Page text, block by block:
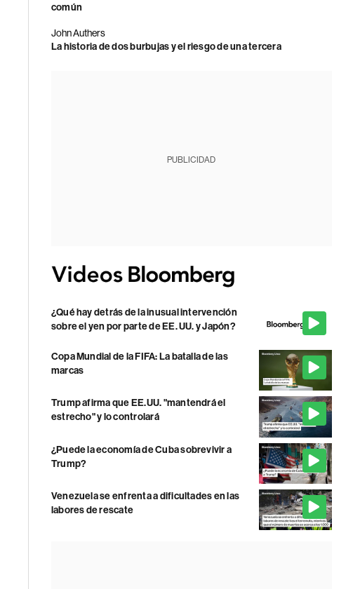
común
John Authers
La historia de dos burbujas y el riesgo de una tercera
PUBLICIDAD
¿Qué hay detrás de la inusual intervención
sobre el yen por parte de EE. UU. y Japón?
Copa Mundial de la FIFA: La batalla de las
marcas
Trump afirma que EE.UU. "mantendrá el
estrecho" y lo controlará
¿Puede la economía de Cuba sobrevivir a
Trump?
Venezuela se enfrenta a dificultades en las
labores de rescate